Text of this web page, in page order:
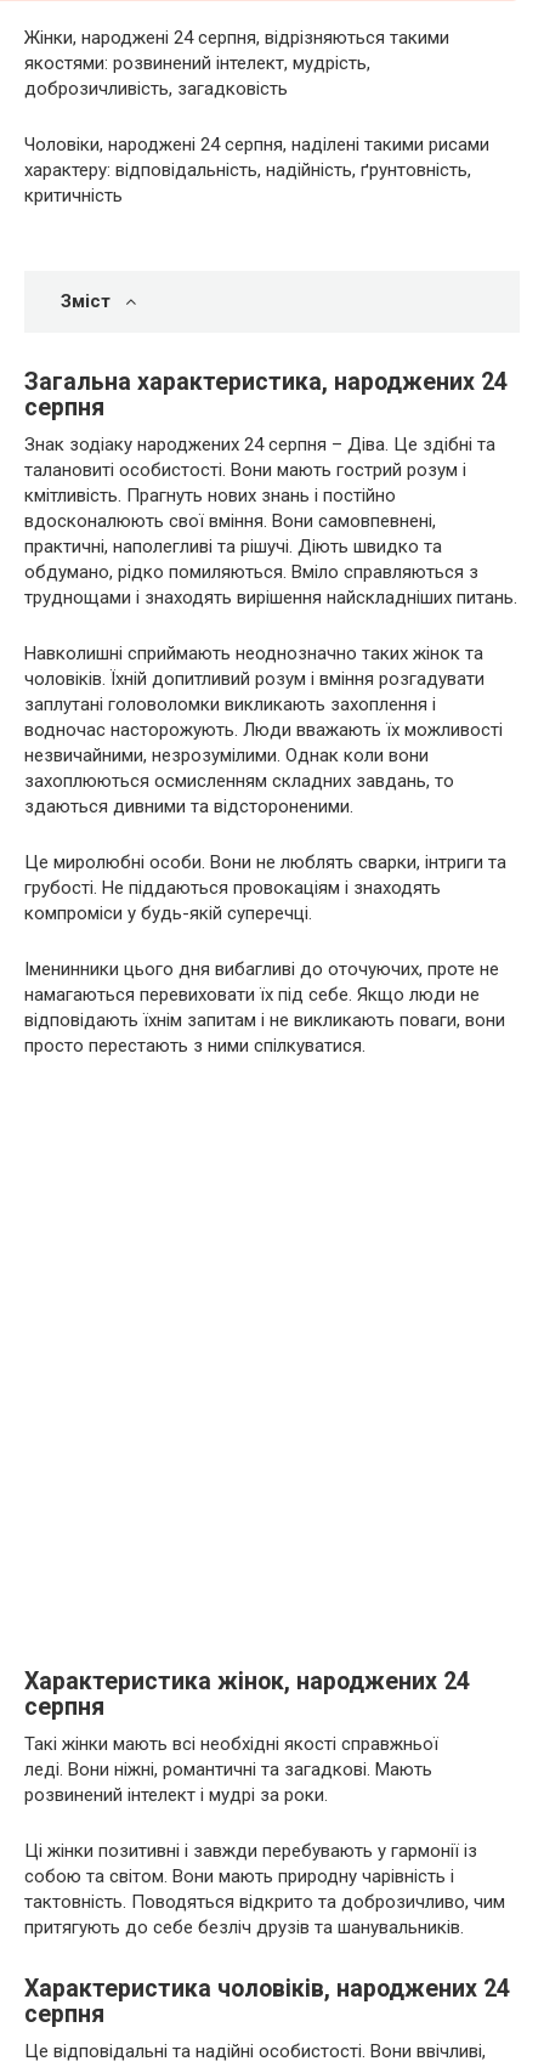
Жінки, народжені 24 серпня, відрізняються такими
якостями: розвинений інтелект, мудрість,
доброзичливість, загадковість
Чоловіки, народжені 24 серпня, наділені такими рисами
характеру: відповідальність, надійність, ґрунтовність,
критичність
Зміст
Загальна характеристика, народжених 24
серпня
Знак зодіаку народжених 24 серпня – Діва. Це здібні та
талановиті особистості. Вони мають гострий розум і
кмітливість. Прагнуть нових знань і постійно
вдосконалюють свої вміння. Вони самовпевнені,
практичні, наполегливі та рішучі. Діють швидко та
обдумано, рідко помиляються. Вміло справляються з
труднощами і знаходять вирішення найскладніших питань.
Навколишні сприймають неоднозначно таких жінок та
чоловіків. Їхній допитливий розум і вміння розгадувати
заплутані головоломки викликають захоплення і
водночас насторожують. Люди вважають їх можливості
незвичайними, незрозумілими. Однак коли вони
захоплюються осмисленням складних завдань, то
здаються дивними та відстороненими.
Це миролюбні особи. Вони не люблять сварки, інтриги та
грубості. Не піддаються провокаціям і знаходять
компроміси у будь-якій суперечці.
Іменинники цього дня вибагливі до оточуючих, проте не
намагаються перевиховати їх під себе. Якщо люди не
відповідають їхнім запитам і не викликають поваги, вони
просто перестають з ними спілкуватися.
Характеристика жінок, народжених 24
серпня
Такі жінки мають всі необхідні якості справжньої
леді. Вони ніжні, романтичні та загадкові. Мають
розвинений інтелект і мудрі за роки.
Ці жінки позитивні і завжди перебувають у гармонії із
собою та світом. Вони мають природну чарівність і
тактовність. Поводяться відкрито та доброзичливо, чим
притягують до себе безліч друзів та шанувальників.
Характеристика чоловіків, народжених 24
серпня
Це відповідальні та надійні особистості. Вони ввічливі,